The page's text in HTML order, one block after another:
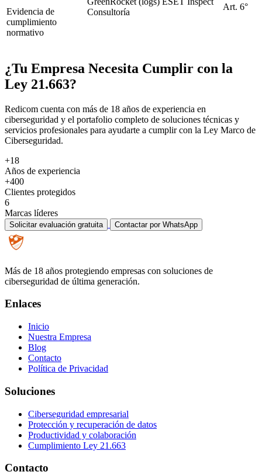
Evidencia de
cumplimiento
normativo
Consultoría
Art. 6°
¿Tu Empresa Necesita Cumplir con la
Ley 21.663?
Redicom cuenta con más de 18 años de experiencia en
ciberseguridad y el portafolio completo de soluciones técnicas y
servicios profesionales para ayudarte a cumplir con la Ley Marco de
Ciberseguridad.
+18
Años de experiencia
+400
Clientes protegidos
6
Marcas líderes
Solicitar evaluación gratuita Contactar por WhatsApp
Más de 18 años protegiendo empresas con soluciones de
ciberseguridad de última generación.
Enlaces
Inicio
Nuestra Empresa
Blog
Contacto
Política de Privacidad
Soluciones
Ciberseguridad empresarial
Protección y recuperación de datos
Productividad y colaboración
Cumplimiento Ley 21.663
Contacto